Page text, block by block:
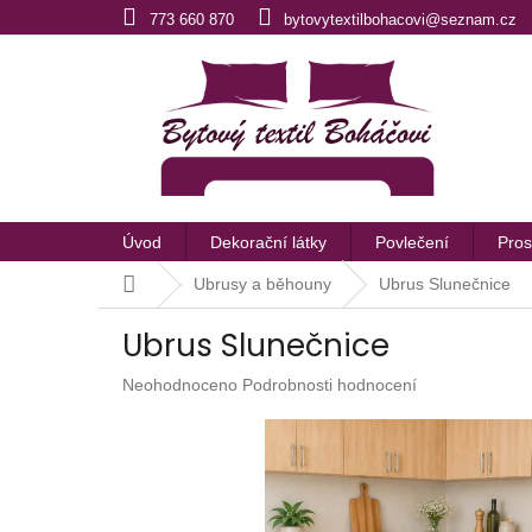
na
773 660 870 bytovytextilbohacovi@seznam.cz
Úvod Dekorační látky Povlečení
Domů Ubrusy a běhouny Ubrus Slunečnice
Ubrus Slunečnice
Průměrné
Neohodnoceno Podrobnosti hodnocení